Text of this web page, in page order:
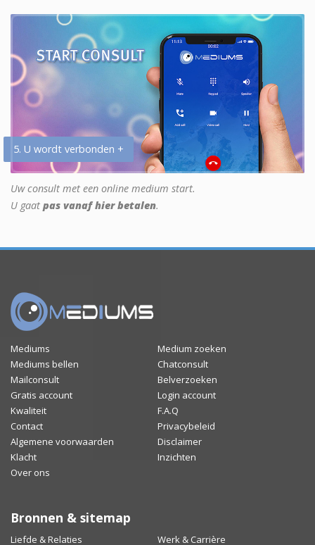
5. U wordt verbonden +
Uw consult met een online medium start.
U gaat pas vanaf hier betalen.
Mediums
Medium zoeken
Mediums bellen
Chatconsult
Mailconsult
Belverzoeken
Gratis account
Login account
Kwaliteit
F.A.Q
Contact
Privacybeleid
Algemene voorwaarden
Disclaimer
Klacht
Inzichten
Over ons
Bronnen & sitemap
Liefde & Relaties Werk & Carrière